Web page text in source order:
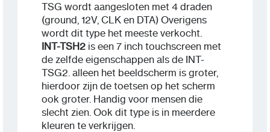
TSG wordt aangesloten met 4 draden
(ground, 12V, CLK en DTA) Overigens
wordt dit type het meeste verkocht.
INT-TSH2 is een 7 inch touchscreen met
de zelfde eigenschappen als de INT-
TSG2. alleen het beeldscherm is groter,
hierdoor zijn de toetsen op het scherm
ook groter. Handig voor mensen die
slecht zien. Ook dit type is in meerdere
kleuren te verkrijgen.